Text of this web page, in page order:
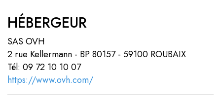
HÉBERGEUR
SAS OVH
2 rue Kellermann - BP 80157 - 59100 ROUBAIX
Tél: 09 72 10 10 07
https://www.ovh.com/